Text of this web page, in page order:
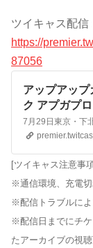
ツイキャス配信
https://
87056
アップアッ
ク アプガプ
会＆反省会
[ツイキャス注意事
※通信環境、充電切
※配信トラブルによ
※配信日までにチ
たアーカイブの視